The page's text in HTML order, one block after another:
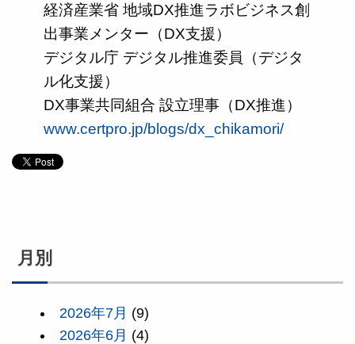
経済産業省 地域DX推進ラボビジネス創
出事業メンター（DX支援）
デジタル庁 デジタル推進委員（デジタ
ル化支援）
DX事業共同組合 設立理事（DX推進）
www.certpro.jp/blogs/dx_chikamori/
月別
2026年7月 (9)
2026年6月 (4)